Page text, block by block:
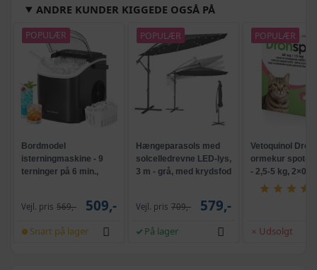
ANDRE KUNDER KIGGEDE OGSÅ PÅ
POPULÆR
Bordmodel
isterningmaskine - 9
terninger på 6 min.,
Vejl. pris 569,- 509,-
Snart på lager
POPULÆR
Hængeparasols med
solcelledrevne LED-lys,
3 m - grå, med krydsfod
Vejl. pris 709,- 579,-
På lager
POPULÆR
Vetoquinol
ormekur spot-
- 2,5-5 kg, 2×0,7
Udsolgt